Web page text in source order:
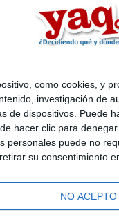
como cookies, y
investigación de
dispositivos.
hacer clic para
personales puede no
su
NO ACEPTO
Quiénes somos|
de privacidad|
S.L.- Diego de León 47